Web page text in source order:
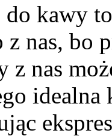
do kawy
z nas, bo
z nas
idealna